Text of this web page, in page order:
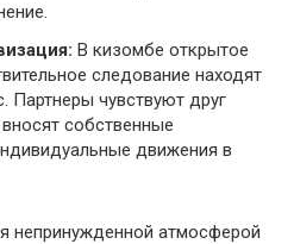
В кизомбе открытое
следование находят
Партнеры чувствуют друг
собственные
движения в
непринужденной атмосферой